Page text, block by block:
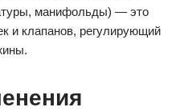
манифольды) — это
и клапанов, регулирующий